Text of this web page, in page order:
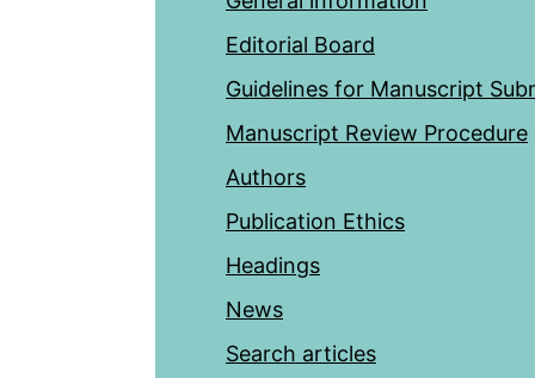
Editorial Board
Guidelines for Manuscript
Manuscript Review Procedure
Authors
Publication Ethics
Headings
News
Search articles